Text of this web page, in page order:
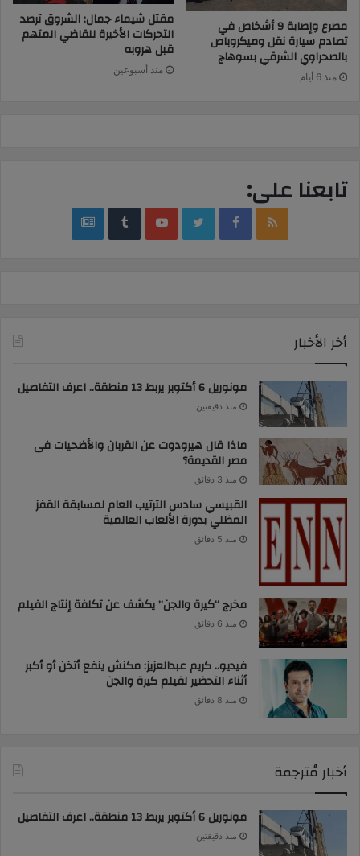
مصرع وإصابة 9 أشخاص في
تصادم سيارة نقل وميكروباص
بالصحراوي الشرقي بسوهاج
منذ 6 أيام
مقتل شيماء جمال: الشروق ترصد
التحركات الأخيرة للقاضي المتهم
قبل هروبه
منذ أسبوعين
تابعنا على:
RSS
Facebook
Twitter
YouTube
‏Tumblr
google
أخر الأخبار
مونوريل 6 أكتوبر يربط 13 منطقة.. اعرف التفاصيل
منذ دقيقتين
ماذا قال هيرودوت عن القربان والأضحيات فى
مصر القديمة؟
منذ 3 دقائق
القبيسي سادس الترتيب العام لمسابقة القفز
المظلي بدورة الألعاب العالمية
منذ 5 دقائق
مخرج “كيرة والجن” يكشف عن تكلفة إنتاج الفيلم
منذ 6 دقائق
فيديو.. كريم عبدالعزيز: مكنش ينفع أتخن أو أكبر
أثناء التحضير لفيلم كيرة والجن
منذ 8 دقائق
أخبار مُترجمة
مونوريل 6 أكتوبر يربط 13 منطقة.. اعرف التفاصيل
منذ دقيقتين